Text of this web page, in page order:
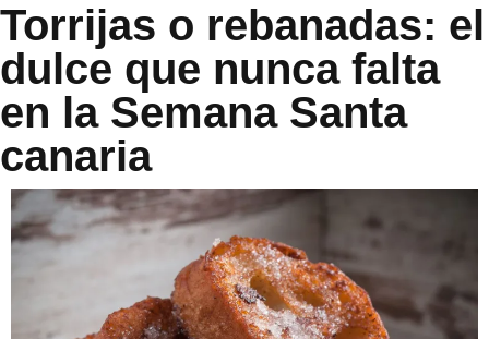
Torrijas o rebanadas: el
dulce que nunca falta
en la Semana Santa
canaria